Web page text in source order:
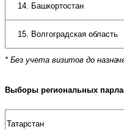
Башкортостан
Волгоградская область
* Без учета визитов до
Выборы региональных
Татарстан